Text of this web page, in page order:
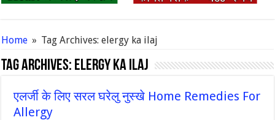
Home » Tag Archives: elergy ka ilaj
Tag Archives: elergy ka ilaj
एलर्जी के लिए सरल घरेलु नुस्खे Home Remedies For
Allergy